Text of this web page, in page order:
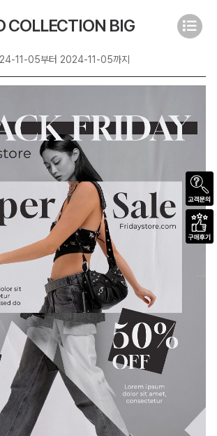
COLLECTION BIG
11-05부터 2024-11-05까지